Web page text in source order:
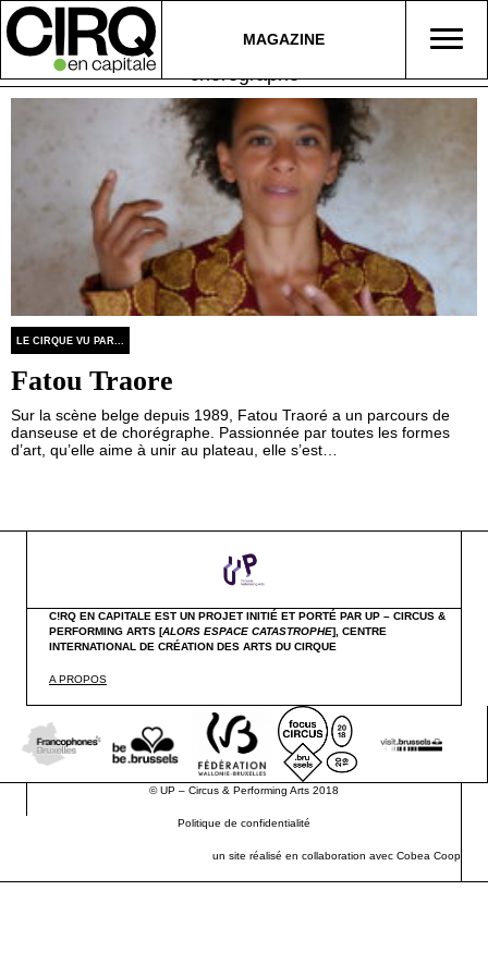
MAGAZINE
chorégraphe
LE CIRQUE VU PAR...
Fatou Traore
Sur la scène belge depuis 1989, Fatou Traoré a un parcours de
danseuse et de chorégraphe. Passionnée par toutes les formes
d’art, qu’elle aime à unir au plateau, elle s’est…
C!RQ EN CAPITALE EST UN PROJET INITIÉ ET PORTÉ PAR UP – CIRCUS &
PERFORMING ARTS [ALORS ESPACE CATASTROPHE], CENTRE
INTERNATIONAL DE CRÉATION DES ARTS DU CIRQUE
A PROPOS
©UP – Circus & Performing Arts 2018
Politique de confidentialité
un site réalisé en collaboration avec Cobea Coop